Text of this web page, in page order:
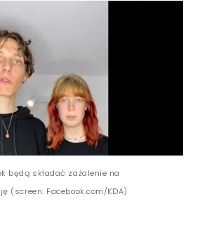
będą składać zażalenie na
(screen: Facebook.com/KDA)